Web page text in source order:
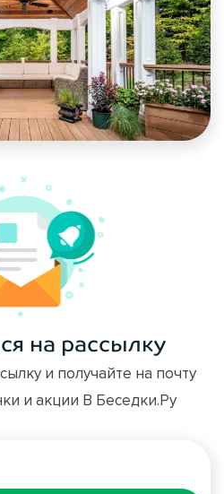
на рассылку
и получайте на почту
и акции В Беседки.Ру